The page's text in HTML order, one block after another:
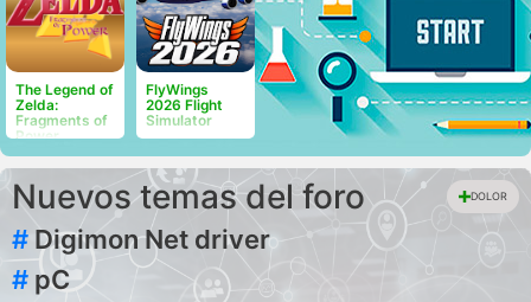
The Legend of
Zelda:
Fragments of
Power
FlyWings
2026 Flight
Simulator
Nuevos temas del foro DOLOR
# Digimon Net driver
# pC